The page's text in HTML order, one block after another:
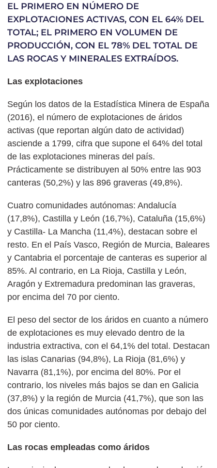
EL PRIMERO EN NÚMERO DE
EXPLOTACIONES ACTIVAS, CON EL 64% DEL
TOTAL; EL PRIMERO EN VOLUMEN DE
PRODUCCIÓN, CON EL 78% DEL TOTAL DE
LAS ROCAS Y MINERALES EXTRAÍDOS.
Las explotaciones
Según los datos de la Estadística Minera de España
(2016), el número de explotaciones de áridos
activas (que reportan algún dato de actividad)
asciende a 1799, cifra que supone el 64% del total
de las explotaciones mineras del país.
Prácticamente se distribuyen al 50% entre las 903
canteras (50,2%) y las 896 graveras (49,8%).
Cuatro comunidades autónomas: Andalucía
(17,8%), Castilla y León (16,7%), Cataluña (15,6%)
y Castilla- La Mancha (11,4%), destacan sobre el
resto. En el País Vasco, Región de Murcia, Baleares
y Cantabria el porcentaje de canteras es superior al
85%. Al contrario, en La Rioja, Castilla y León,
Aragón y Extremadura predominan las graveras,
por encima del 70 por ciento.
El peso del sector de los áridos en cuanto a número
de explotaciones es muy elevado dentro de la
industria extractiva, con el 64,1% del total. Destacan
las islas Canarias (94,8%), La Rioja (81,6%) y
Navarra (81,1%), por encima del 80%. Por el
contrario, los niveles más bajos se dan en Galicia
(37,8%) y la región de Murcia (41,7%), que son las
dos únicas comunidades autónomas por debajo del
50 por ciento.
Las rocas empleadas como áridos